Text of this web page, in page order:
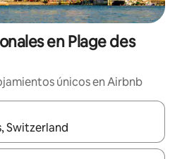
en Plage des
únicos en Airbnb
disponibles, navega con las